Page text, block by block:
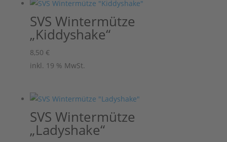
SVS Wintermütze
„Kiddyshake“
8,50 €
inkl. 19 % MwSt.
SVS Wintermütze
„Ladyshake“